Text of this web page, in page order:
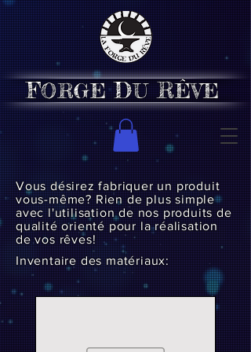
FORGEDURÊVE
Vous désirez fabriquer un produit
vous-même? Rien de plus simple
avec l'utilisation de nos produits de
qualité orienté pour la réalisation
de vos rêves!
Inventaire des matériaux: